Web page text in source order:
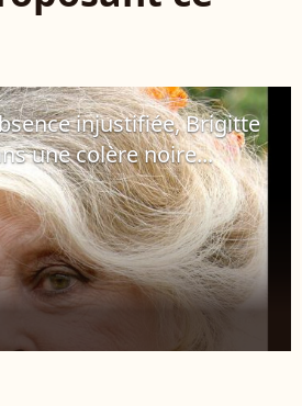
injustifiée, Brigitte
une colère noire...